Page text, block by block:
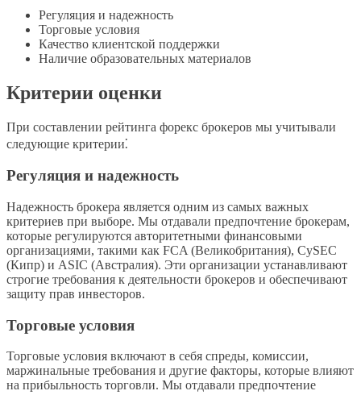
Регуляция и надежность
Торговые условия
Качество клиентской поддержки
Наличие образовательных материалов
Критерии оценки
При составлении рейтинга форекс брокеров мы учитывали
следующие критерии⁚
Регуляция и надежность
Надежность брокера является одним из самых важных
критериев при выборе. Мы отдавали предпочтение брокерам,
которые регулируются авторитетными финансовыми
организациями, такими как FCA (Великобритания), CySEC
(Кипр) и ASIC (Австралия). Эти организации устанавливают
строгие требования к деятельности брокеров и обеспечивают
защиту прав инвесторов.
Торговые условия
Торговые условия включают в себя спреды, комиссии,
маржинальные требования и другие факторы, которые влияют
на прибыльность торговли. Мы отдавали предпочтение